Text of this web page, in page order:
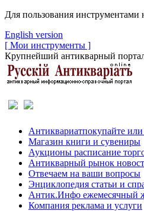
Для пользования инструментами
English version
[ Мои инструменты ]
Крупнейший антикварный
Антиквариатпокупайте
Магазин книги и сувениры
Аукционы расписание
Антикварный рынок
Отвечаем на ваши вопросы
Энциклопедия статьи и
Антик.Инфо ежемесячный
Компания реклама и услуги